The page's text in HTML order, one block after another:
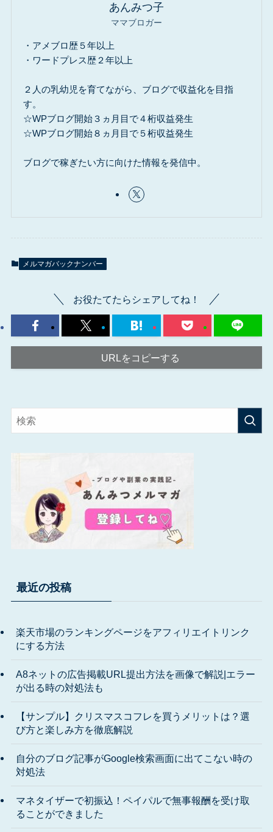
あんみつ子
ママブロガー
・アメブロ歴５年以上
・ワードプレス歴２年以上
２人の乳幼児を育てながら、ブログで収益化を目指
す。
☆WPブログ開始３ヵ月目で４桁収益発生
☆WPブログ開始８ヵ月目で５桁収益発生
ブログで稼ぎたい方に向けた情報を発信中。
メルマガバックナンバー
お役たてたらシェアしてね！
URLをコピーする
最近の投稿
楽天市場のランキングページをアフィリエイトリンク
にする方法
A8ネットの広告掲載URL提出方法を画像で解説|エラー
が出る時の対処法も
【サンプル】クリスマスコフレを買うメリットは？選
び方と楽しみ方を徹底解説
自分のブログ記事がGoogle検索画面に出てこない時の
対処法
マネタイザーで初振込！ペイパルで無事報酬を受け取
ることができました